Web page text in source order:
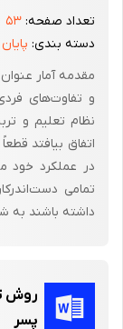
ضعف تحصیلی
در امتحانات و
عدم توفیق در
آثار روانی پدید
صفحه 235)
تعریف اصطلاح مهم
تعریف افت‌ تحصیلی
تعداد صفحه: ۵۳
دسته بندی:
مقدمه آمار
و تفاوت‌های
نظام تعلیم و
اتفاق بیافتد
در عملکرد خود
تمامی
داشته باشند به
روش
پسر